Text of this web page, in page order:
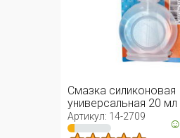
Смазка силиконовая
универсальная 20 мл
Артикул: 14-2709 ☺